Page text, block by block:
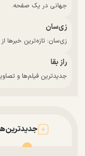
جهانی در یک صفحه.
زی‌سان
زی‌سان: تازه‌ترین خبرها
راز بقا
جدیدترین فیلم‌ها و